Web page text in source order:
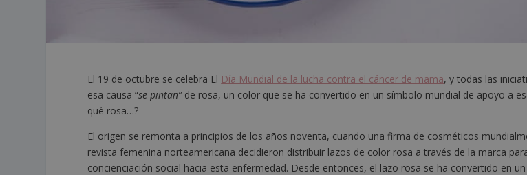
El 19 de octubre se celebra El Día Mundial de la lucha contra el cáncer de mama, y todas las
esa causa “se pintan” de rosa, un color que se ha convertido en un símbolo mundial de apoyo a
qué rosa…?
El origen se remonta a principios de los años noventa, cuando una firma de cosméticos
revista femenina norteamericana decidieron distribuir lazos de color rosa a través de la marca
concienciación social hacia esta enfermedad. Desde entonces, el lazo rosa se ha convertido en